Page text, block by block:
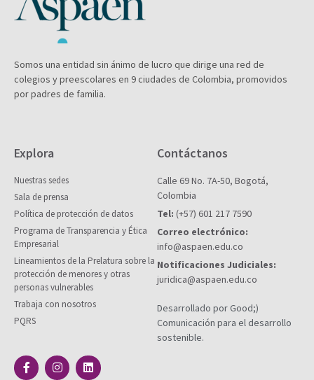
Somos una entidad sin ánimo de lucro que dirige una red de
colegios y preescolares en 9 ciudades de Colombia, promovidos
por padres de familia.
Explora
Nuestras sedes
Sala de prensa
Política de protección de datos
Programa de Transparencia y Ética
Empresarial
Lineamientos de la Prelatura sobre la
protección de menores y otras
personas vulnerables
Trabaja con nosotros
PQRS
Contáctanos
Calle 69 No. 7A-50, Bogotá,
Colombia
Tel: (+57) 601 217 7590
Correo electrónico:
info@aspaen.edu.co
Notificaciones Judiciales:
juridica@aspaen.edu.co
Desarrollado por Good;)
Comunicación para el desarrollo
sostenible.